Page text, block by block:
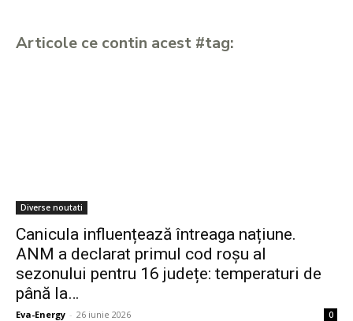
Articole ce contin acest #tag:
Diverse noutati
Canicula influențează întreaga națiune.
ANM a declarat primul cod roșu al
sezonului pentru 16 județe: temperaturi de
până la…
Eva-Energy - 26 iunie 2026 0